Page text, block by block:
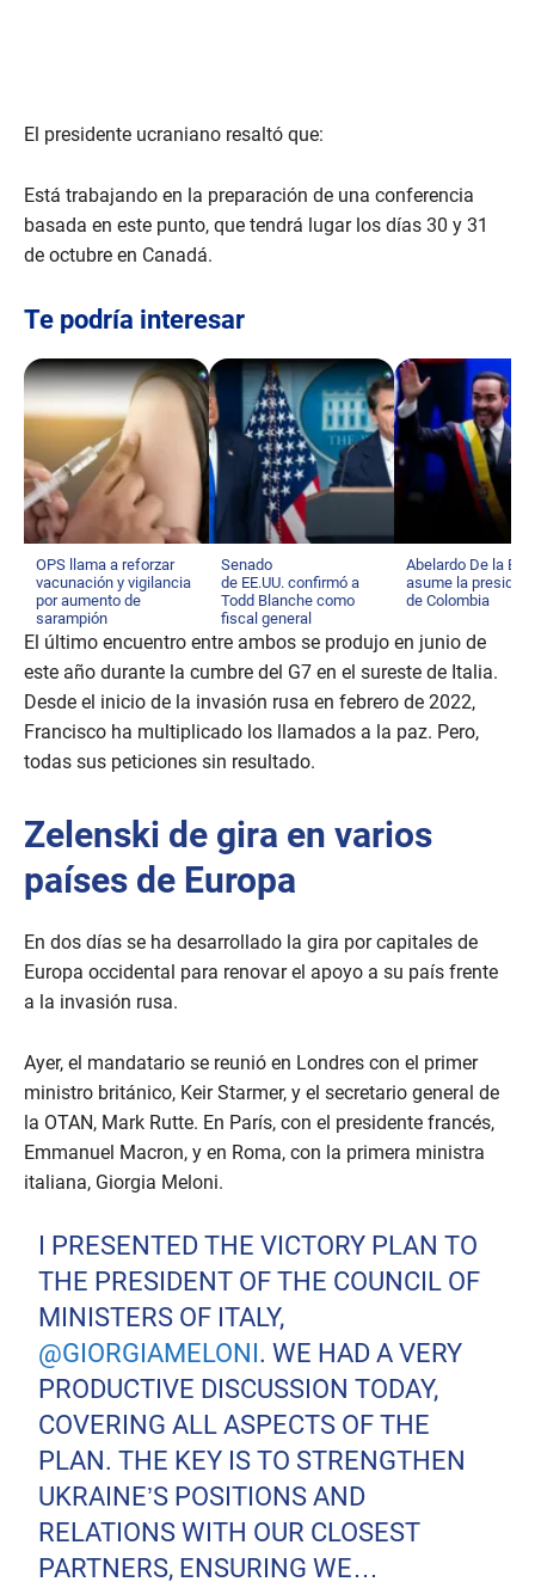
El presidente ucraniano resaltó que:
Está trabajando en la preparación de una conferencia
basada en este punto, que tendrá lugar los días 30 y 31
de octubre en Canadá.
Te podría interesar
OPS llama a reforzar
vacunación y vigilancia
por aumento de
sarampión
Senado
de EE.UU. confirmó a
Todd Blanche como
fiscal general
Abelardo De la
asume la
de Colombia
El último encuentro entre ambos se produjo en junio de
este año durante la cumbre del G7 en el sureste de Italia.
Desde el inicio de la invasión rusa en febrero de 2022,
Francisco ha multiplicado los llamados a la paz. Pero,
todas sus peticiones sin resultado.
Zelenski de gira en varios
países de Europa
En dos días se ha desarrollado la gira por capitales de
Europa occidental para renovar el apoyo a su país frente
a la invasión rusa.
Ayer, el mandatario se reunió en Londres con el primer
ministro británico, Keir Starmer, y el secretario general de
la OTAN, Mark Rutte. En París, con el presidente francés,
Emmanuel Macron, y en Roma, con la primera ministra
italiana, Giorgia Meloni.
I PRESENTED THE VICTORY PLAN TO
THE PRESIDENT OF THE COUNCIL OF
MINISTERS OF ITALY,
@GIORGIAMELONI. WE HAD A VERY
PRODUCTIVE DISCUSSION TODAY,
COVERING ALL ASPECTS OF THE
PLAN. THE KEY IS TO STRENGTHEN
UKRAINE’S POSITIONS AND
RELATIONS WITH OUR CLOSEST
PARTNERS, ENSURING WE…